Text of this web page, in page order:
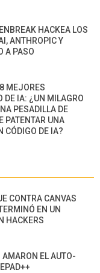
HACKEA LOS
ANTHROPIC Y
A PASO
MEJORES
DE IA: ¿UN MILAGRO
PESADILLA DE
PATENTAR UNA
CÓDIGO DE IA?
CONTRA CANVAS
EN UN
HACKERS
AMARON EL AUTO-